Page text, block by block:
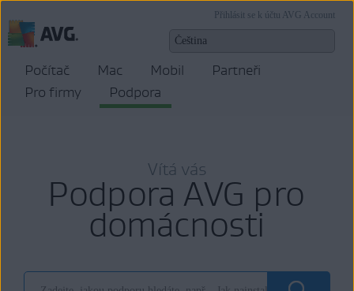
Přihlásit se k účtu AVG Account
Počítač Mac Mobil
Partneři
Pro firmy
Podpora
Vítá vás
Podpora AVG pro
domácnosti